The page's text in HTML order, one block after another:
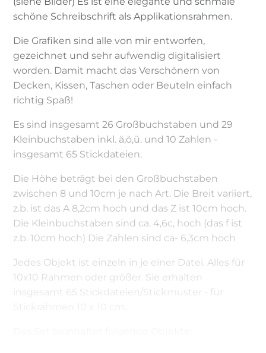
schöne Schreibschrift als Applikationsrahmen.
Die Grafiken sind alle von mir entworfen,
gezeichnet und sehr aufwendig digitalisiert
worden. Damit macht das Verschönern von
Decken, Kissen, Taschen oder Beuteln einfach
richtig Spaß!
Es sind insgesamt 26 Großbuchstaben und 29
Kleinbuchstaben inkl. ä,ö,ü. und 10 Zahlen -
insgesamt 65 Stickdateien.
Die Höhe beträgt bei den Großbuchstaben
zwischen 8 und 10cm je nach Art. Die Breit variiert,
z.b. ist das A 8,2cm hoch und das Z ist 10cm hoch.
Die Kleinbuchstaben sind ca. 4,6c, hoch (das f ist
z.b. 10cm hoch) Die Zahlen sind ca- 6,3cm hoch
Jedes Objekt ist einzeln in je einer Datei. Alles für
10x10 Rahmen oder größer. Sie erhalten
insgesamt 65 Stickdateien/Stickmuster - für